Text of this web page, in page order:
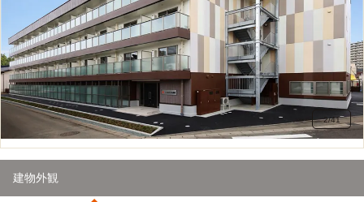
建物外観
2/41